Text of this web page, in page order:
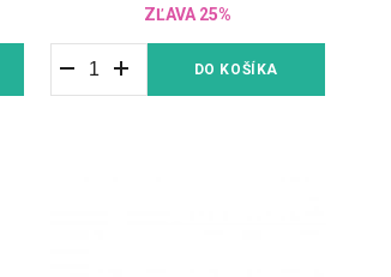
ZĽAVA 25%
DO KOŠÍKA